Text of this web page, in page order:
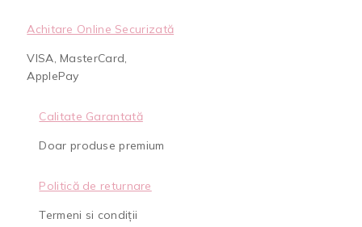
Achitare Online Securizată
VISA, MasterCard,
ApplePay
Calitate Garantată
Doar produse premium
Politică de returnare
Termeni si condiții